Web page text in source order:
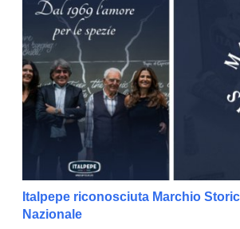
Italpepe riconosciuta Marchio
Nazionale